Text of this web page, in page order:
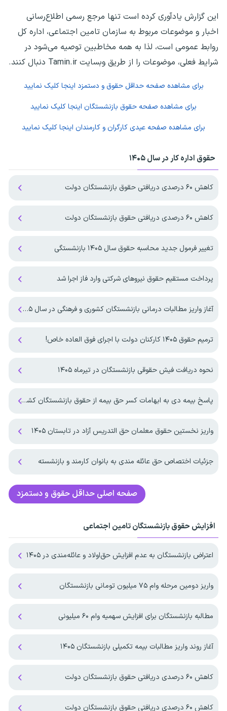
این گزارش یادآوری کرده است تنها مرجع رسمی اطلاع‌رسانی
اخبار و موضوعات مربوط به سازمان تامین اجتماعی، اداره کل
روابط عمومی است، لذا به همه مخاطبین توصیه می‌شود در
شرایط فعلی، موضوعات را از طریق وبسایت Tamin.ir دنبال کنند.
برای مشاهده صفحه حداقل حقوق و دستمزد اینجا کلیک نمایید
برای مشاهده صفحه حقوق بازنشستگان اینجا کلیک نمایید
برای مشاهده صفحه عیدی کارگران و کارمندان اینجا کلیک نمایید
حقوق اداره کار در سال ۱۴۰۵
کاهش ۶۰ درصدی دریافتی حقوق بازنشستگان دولت
کاهش ۶۰ درصدی دریافتی حقوق بازنشستگان دولت
تغییر فرمول جدید محاسبه حقوق سال ۱۴۰۵ بازنشستگی
پرداخت مستقیم حقوق نیروهای شرکتی وارد فاز اجرا شد
آغاز واریز مطالبات درمانی بازنشستگان کشوری و فرهنگی در سال ۱۴۰۵
ترمیم حقوق ۱۴۰۵ کارکنان دولت با اجرای فوق العاده خاص!
نحوه دریافت فیش حقوقی بازنشستگان در تیرماه ۱۴۰۵
پاسخ بیمه دی به ابهامات کسر حق بیمه از حقوق بازنشستگان کشوری
واریز نخستین حقوق معلمان حق التدریس آزاد در تابستان ۱۴۰۵
جزئیات اختصاص حق عائله مندی به بانوان کارمند و بازنشسته
صفحه اصلی حداقل حقوق و دستمزد
افزایش حقوق بازنشستگان تامین اجتماعی
اعتراض بازنشستگان به عدم افزایش حق‌اولاد و عائله‌مندی در ۱۴۰۵
واریز دومین مرحله وام ۷۵ میلیون تومانی بازنشستگان
مطالبه بازنشستگان برای افزایش سهمیه‌ وام ۶۰ میلیونی
آغاز روند واریز مطالبات بیمه تکمیلی بازنشستگان ۱۴۰۵
کاهش ۶۰ درصدی دریافتی حقوق بازنشستگان دولت
کاهش ۶۰ درصدی دریافتی حقوق بازنشستگان دولت